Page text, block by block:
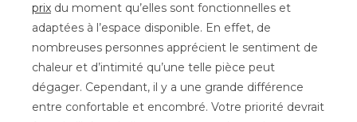
prix du moment qu’elles sont fonctionnelles et
adaptées à l’espace disponible. En effet, de
nombreuses personnes apprécient le sentiment de
chaleur et d’intimité qu’une telle pièce peut
dégager. Cependant, il y a une grande différence
entre confortable et encombré. Votre priorité devrait